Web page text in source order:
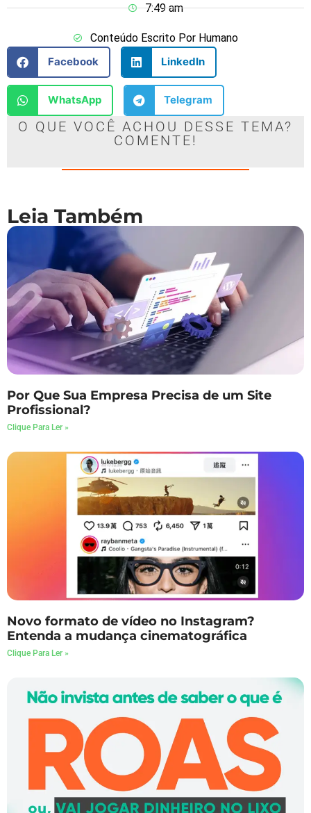
7:49 am
Conteúdo Escrito Por Humano
Facebook
LinkedIn
WhatsApp Telegram
O QUE VOCÊ ACHOU DESSE TEMA?
COMENTE!
Por Que Sua Empresa Precisa de um Site
Profissional?
Clique Para Ler »
Novo formato de vídeo no Instagram?
Entenda a mudança cinematográfica
Clique Para Ler »
Leia Também